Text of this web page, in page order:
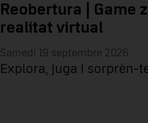
Reobertura | Game
realitat virtual
Samedi 19 septembre 2026
Explora, juga i sorprèn-